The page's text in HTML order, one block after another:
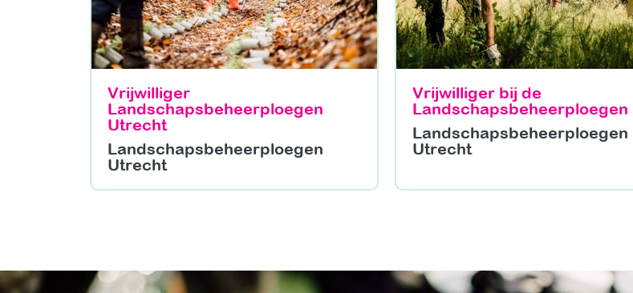
Vrijwilliger
Landschapsbeheerploegen
Utrecht
Landschapsbeheerploegen
Utrecht
Vrijwilliger bij de
Landschapsbeheerploegen
Landschapsbeheerploegen
Utrecht